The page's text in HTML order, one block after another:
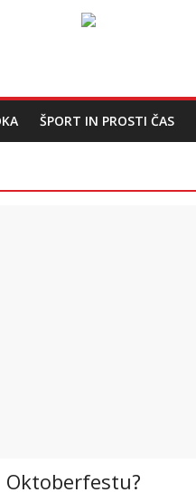
ŠPORT IN PROSTI ČAS